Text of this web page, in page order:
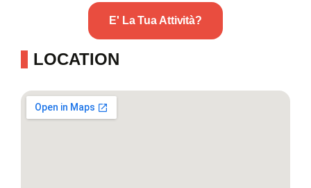
E' La Tua Attività?
LOCATION